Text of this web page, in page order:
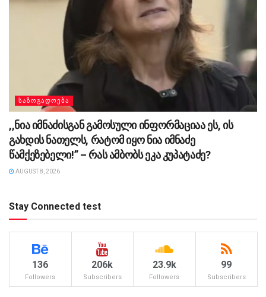
ᲡᲐᲖᲝᲒᲐᲓᲝᲔᲑᲐ
,,ნია იმნაძისგან გამოსული ინფორმაციაა ეს, ის
გახდის ნათელს, რატომ იყო ნია იმნაძე
წამქეზებელი!” – რას ამბობს ეკა კუპატაძე?
AUGUST 8, 2026
Stay Connected test
136
Followers
206k
Subscribers
23.9k
Followers
99
Subscribers